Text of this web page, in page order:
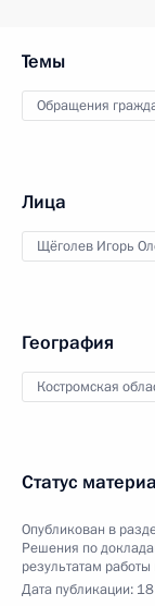
Темы
Обращения
Лица
Щёголев Игорь
География
Костромская
Статус
Опубликован в
Решения по
результатам
Дата публикации: